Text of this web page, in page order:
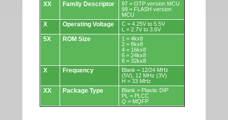
XX
Family Descriptor
97 = OTP version MCU
99 = FLASH version
MCU
X Operating Voltage
C = 4.25V to 5.5V
L = 2.7V to 3.6V
5X ROM Size
1 = 4kx8
2 = 8kx8
4 = 16kx8
6 = 24kx8
8 = 32kx8
X Frequency
Blank = 12/24 MHz
(5V), 12 MHz (3V)
H = 33 MHz
XX Package Type
Blank = Plastic DIP
PL = PLCC
Q = MQFP